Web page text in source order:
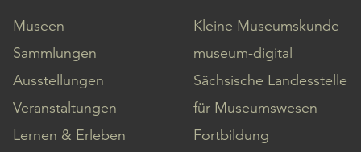
Museen
Sammlungen
Ausstellungen
Veranstaltungen
Lernen & Erleben
Kleine Museumskunde
museum-digital
Sächsische Landesstelle
für Museumswesen
Fortbildung